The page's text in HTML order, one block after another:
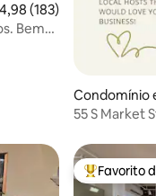
média de
4,98 (183)
Bem
Condomínio
55 S Market
Favoritos
Favorito